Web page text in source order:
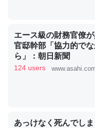
いる鋏角類（カブトガ
ずキチンを強化してる
─ニュース :: 【研究発表】
エース級の財務官僚
官邸幹部「協力的で
ら」：朝日新聞
124 users
あっけなく死んでし